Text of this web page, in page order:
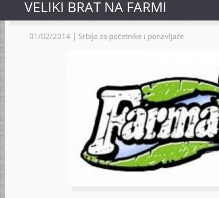
VELIKI BRAT NA FARMI
01/02/2014 | Srbija za početnike i ponavljače